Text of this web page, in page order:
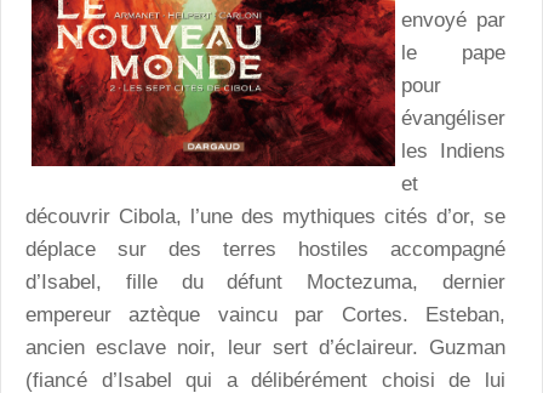
envoyé par
le pape
pour
évangéliser
les Indiens
et
découvrir Cibola, l’une des mythiques cités d’or, se
déplace sur des terres hostiles accompagné
d’Isabel, fille du défunt Moctezuma, dernier
empereur aztèque vaincu par Cortes. Esteban,
ancien esclave noir, leur sert d’éclaireur. Guzman
(fiancé d’Isabel qui a délibérément choisi de lui